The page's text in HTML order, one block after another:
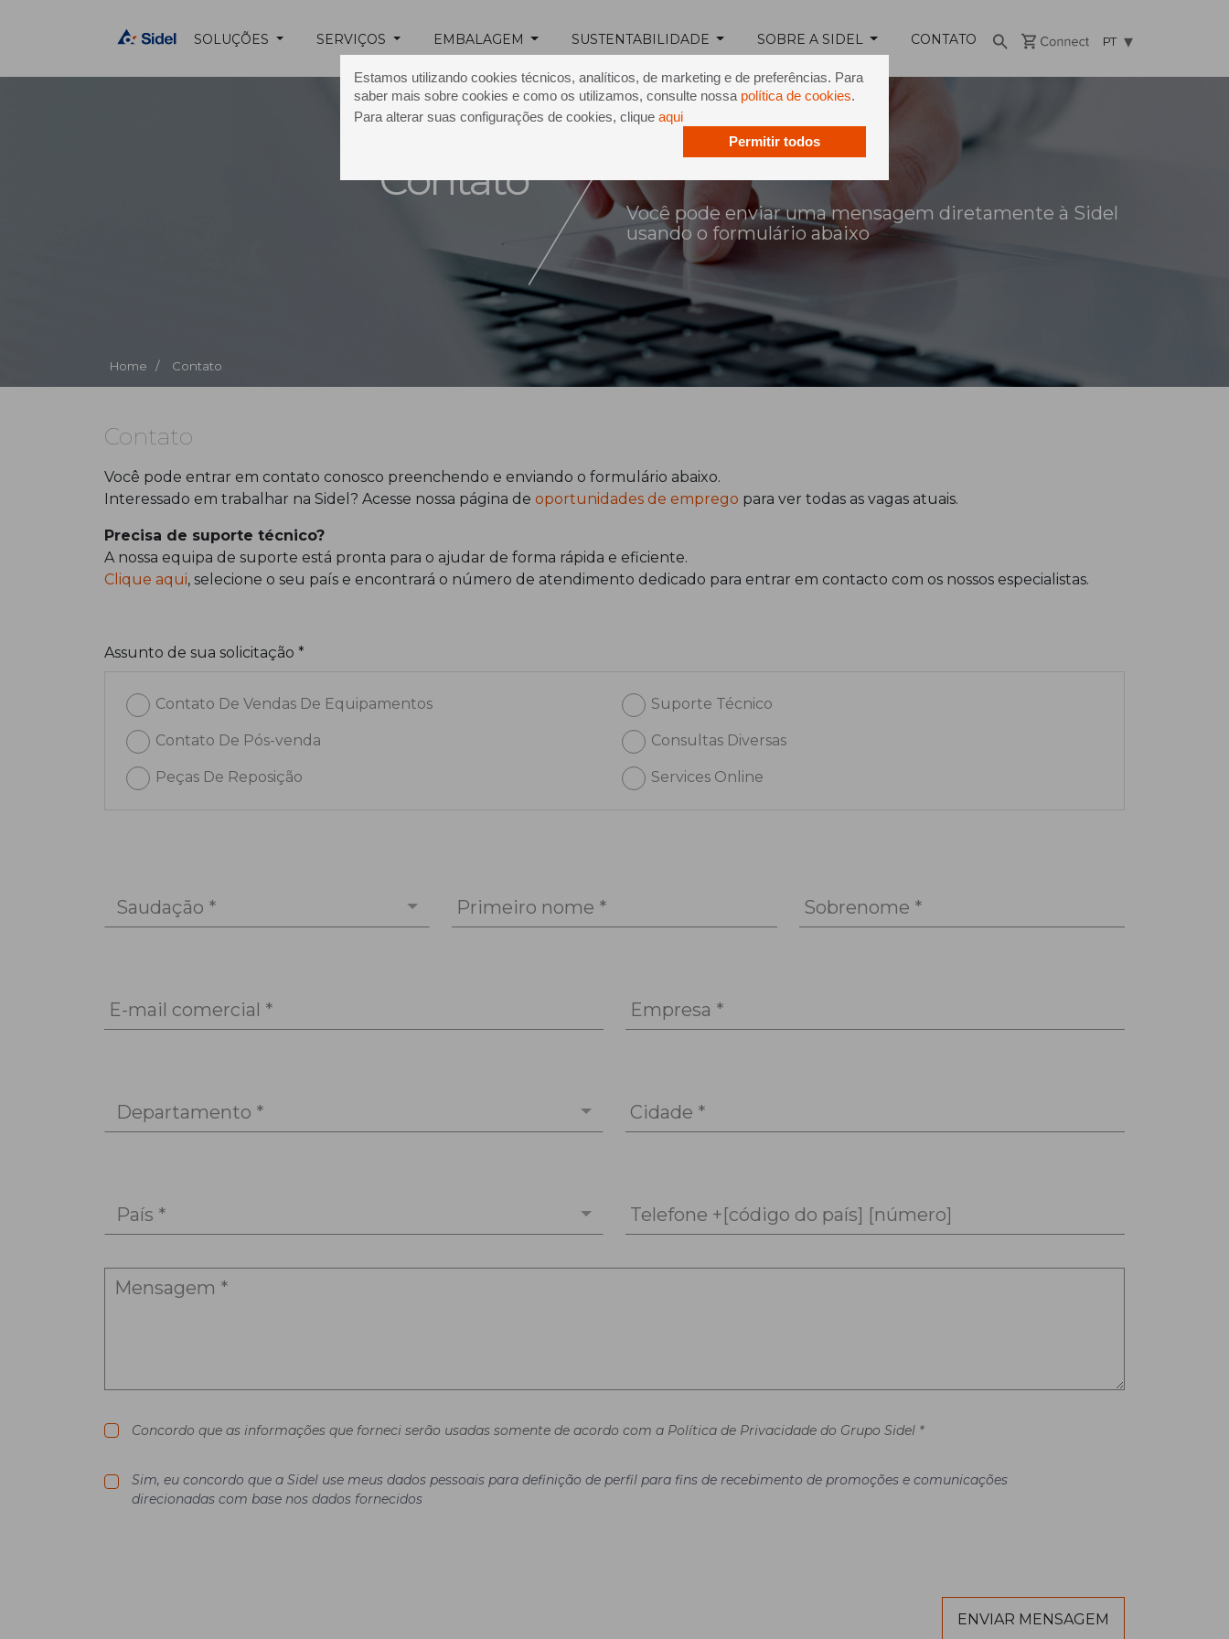
Estamos utilizando cookies técnicos, analíticos, de marketing e de preferências. Para
saber mais sobre cookies e como os utilizamos, consulte nossa política de cookies.
Para alterar suas configurações de cookies, clique aqui
Permitir todos
SOLUÇÕES SERVIÇOS EMBALAGEM SUSTENTABILIDADE SOBRE A SIDEL CONTATO PT
Home / Contato
Contato
Você pode enviar uma mensagem diretamente à Sidel
usando o formulário abaixo
Contato
Você pode entrar em contato conosco preenchendo e enviando o formulário abaixo.
Interessado em trabalhar na Sidel? Acesse nossa página de oportunidades de emprego para ver todas as vagas atuais.
Precisa de suporte técnico?
A nossa equipa de suporte está pronta para o ajudar de forma rápida e eficiente.
Clique aqui, selecione o seu país e encontrará o número de atendimento dedicado para entrar em contacto com os nossos especialistas.
Assunto de sua solicitação *
Contato De Vendas De Equipamentos Suporte Técnico
Contato De Pós-venda Consultas Diversas
Peças De Reposição Services Online
Saudação * Primeiro nome * Sobrenome *
E-mail comercial * Empresa *
Departamento * Cidade *
País * Telefone +[código do país] [número]
Concordo que as informações que forneci serão usadas somente de acordo com a Política de Privacidade do Grupo Sidel *
Sim, eu concordo que a Sidel use meus dados pessoais para definição de perfil para fins de recebimento de promoções e comunicações
direcionadas com base nos dados fornecidos